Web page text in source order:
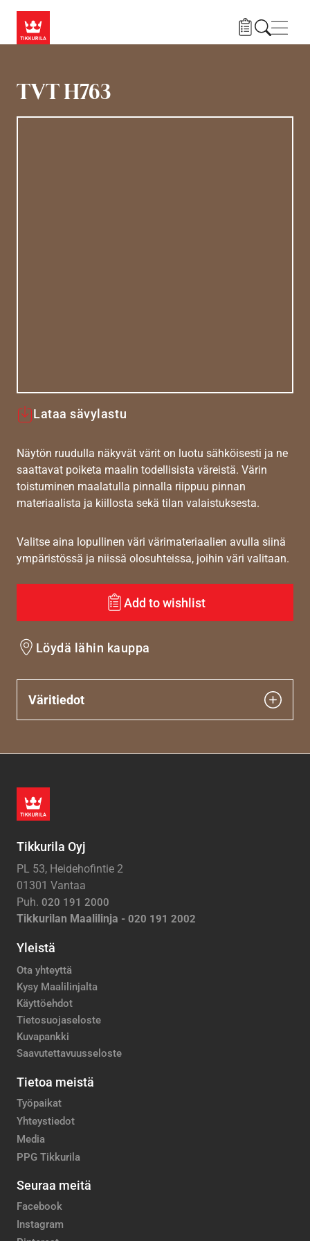
TVT H763
Lataa sävylastu
Näytön ruudulla näkyvät värit on luotu sähköisesti ja ne
saattavat poiketa maalin todellisista väreistä. Värin
toistuminen maalatulla pinnalla riippuu pinnan
materiaalista ja kiillosta sekä tilan valaistuksesta.
Valitse aina lopullinen väri värimateriaalien avulla siinä
ympäristössä ja niissä olosuhteissa, joihin väri valitaan.
Add to wishlist
Löydä lähin kauppa
Väritiedot
Tikkurila Oyj
PL 53, Heidehofintie 2
01301 Vantaa
Puh. 020 191 2000
Tikkurilan Maalilinja - 020 191 2002
Yleistä
Ota yhteyttä
Kysy Maalilinjalta
Käyttöehdot
Tietosuojaseloste
Kuvapankki
Saavutettavuusseloste
Tietoa meistä
Työpaikat
Yhteystiedot
Media
PPG Tikkurila
Seuraa meitä
Facebook
Instagram